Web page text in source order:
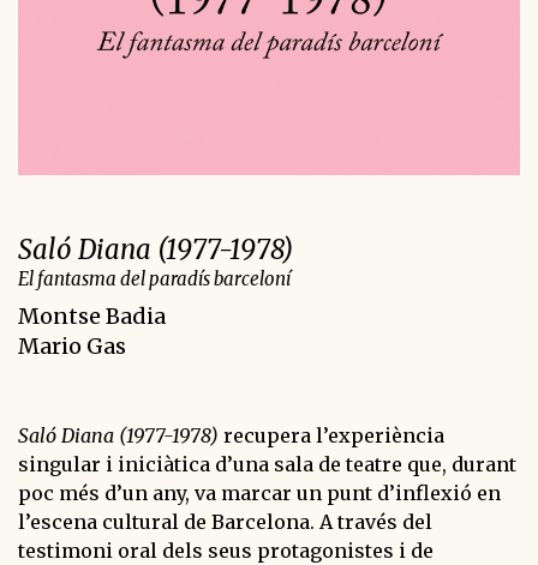
Saló Diana (1977-1978)
El fantasma del paradís barceloní
Montse Badia
Mario Gas
Saló Diana (1977-1978) recupera l’experiència
singular i iniciàtica d’una sala de teatre que, durant
poc més d’un any, va marcar un punt d’inflexió en
l’escena cultural de Barcelona. A través del
testimoni oral dels seus protagonistes i de